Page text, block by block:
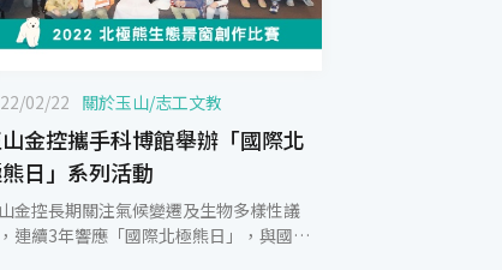
02/22 關於玉山/志工文教
金控攜手科博館舉辦「國際北
日」系列活動
金控長期關注氣候變遷及生物多樣性議
連續3年響應「國際北極熊日」，與國立